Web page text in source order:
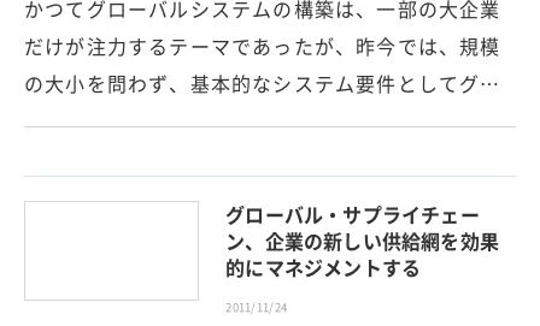
かつてグローバルシステムの構築は、一部の大企業
だけが注力するテーマであったが、昨今では、規模
の大小を問わず、基本的なシステム要件としてグ…
グローバル・サプライチェー
ン、企業の新しい供給網を効果
的にマネジメントする
2011/11/24